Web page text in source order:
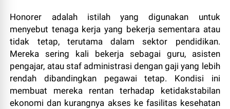
Honorer adalah istilah yang digunakan untuk
menyebut tenaga kerja yang bekerja sementara atau
tidak tetap, terutama dalam sektor pendidikan.
Mereka sering kali bekerja sebagai guru, asisten
pengajar, atau staf administrasi dengan gaji yang lebih
rendah dibandingkan pegawai tetap. Kondisi ini
membuat mereka rentan terhadap ketidakstabilan
ekonomi dan kurangnya akses ke fasilitas kesehatan